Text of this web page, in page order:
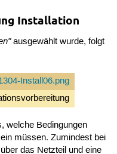
Installation
ausgewählt wurde, folgt
welche Bedingungen
müssen. Zumindest bei
das Netzteil und eine